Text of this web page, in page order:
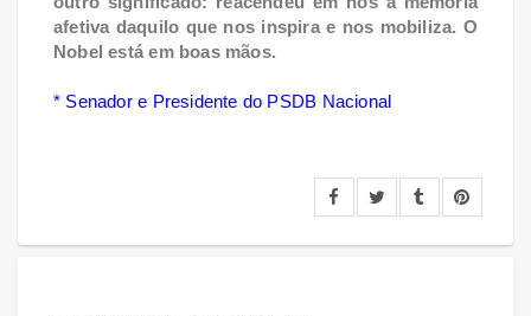
afetiva daquilo que nos inspira e nos mobiliza. O
Nobel está em boas mãos.
* Senador e Presidente do PSDB Nacional